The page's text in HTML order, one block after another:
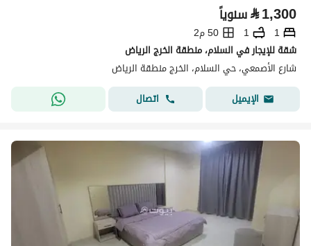
⃁1,300 سنوياً
1
1
50 م2
شقة للإيجار في السلام، منطقة الخرج الرياض
شارع الأصمعي، حي السلام، الخرج منطقة الرياض
الإيميل
اتصال